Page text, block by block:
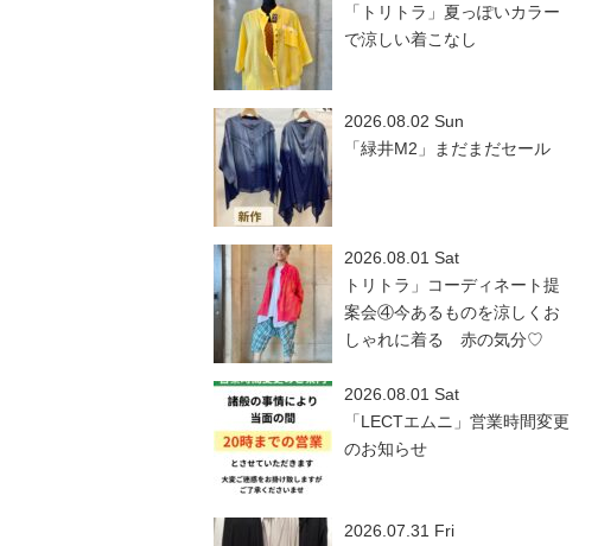
「トリトラ」夏っぽいカラー
で涼しい着こなし
2026.08.02 Sun
「緑井M2」まだまだセール
2026.08.01 Sat
トリトラ」コーディネート提
案会④今あるものを涼しくお
しゃれに着る 赤の気分♡
2026.08.01 Sat
「LECTエムニ」営業時間変更
のお知らせ
2026.07.31 Fri